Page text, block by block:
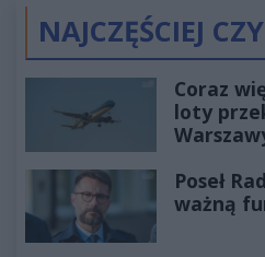
NAJCZĘŚCIEJ
Coraz
loty
Poseł
ważną